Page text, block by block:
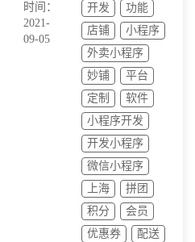
时间：
2021-
09-05
开发
功能
店铺
小程序
外卖小程序
妙铺
平台
定制
软件
小程序开发
开发小程序
微信小程序
上海
拼团
积分
会员
优惠券
配送